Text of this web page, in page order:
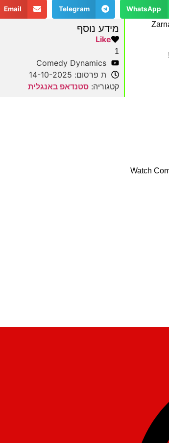
WhatsApp
Telegram
Email
Watch
מידע נוסף
Like
1
Comedy Dynamics
ת פרסום: 14-10-2025
קטגוריה: סטנדאפ באנגלית